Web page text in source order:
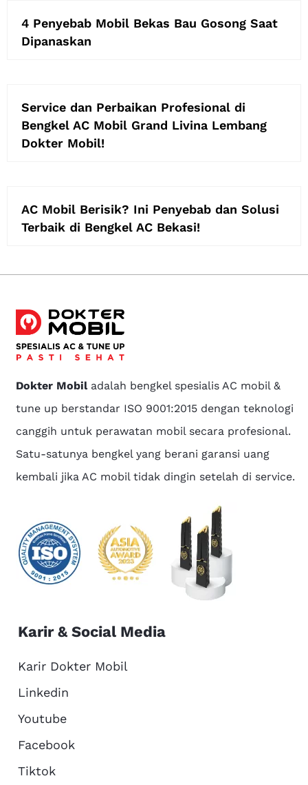
4 Penyebab Mobil Bekas Bau Gosong Saat
Dipanaskan
Service dan Perbaikan Profesional di
Bengkel AC Mobil Grand Livina Lembang
Dokter Mobil!
AC Mobil Berisik? Ini Penyebab dan Solusi
Terbaik di Bengkel AC Bekasi!
Dokter Mobiladalah bengkel spesialis AC mobil &
tune up berstandar ISO 9001:2015 dengan teknologi
canggih untuk perawatan mobil secara profesional.
Satu-satunya bengkel yang berani garansi uang
kembali jika AC mobil tidak dingin setelah di service.
Karir & Social Media
Karir Dokter Mobil
Linkedin
Youtube
Facebook
Tiktok